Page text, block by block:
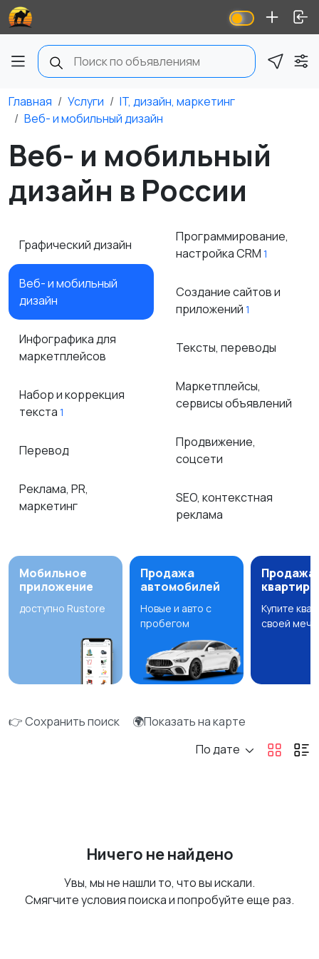
Главная Услуги
IT, дизайн, маркетинг
Веб- и мобильный дизайн
Веб- и мобильный
дизайн в России
Графический дизайн
Веб- и мобильный
дизайн
Инфографика для
маркетплейсов
Набор и коррекция
текста 1
Перевод
Реклама, PR,
маркетинг
Программирование,
настройка CRM 1
Создание сайтов и
приложений 1
Тексты, переводы
Маркетплейсы,
сервисы объявлений
Продвижение,
соцсети
SEO, контекстная
реклама
Мобильное
приложение
доступно Rustore
Продажа
автомобилей
Новые и авто с
пробегом
Продажа
квартир
Купите
своей
👉 Сохранить поиск
🌍Показать на карте
По дате
Ничего не найдено
Увы, мы не нашли то, что вы искали.
Смягчите условия поиска и попробуйте еще раз.